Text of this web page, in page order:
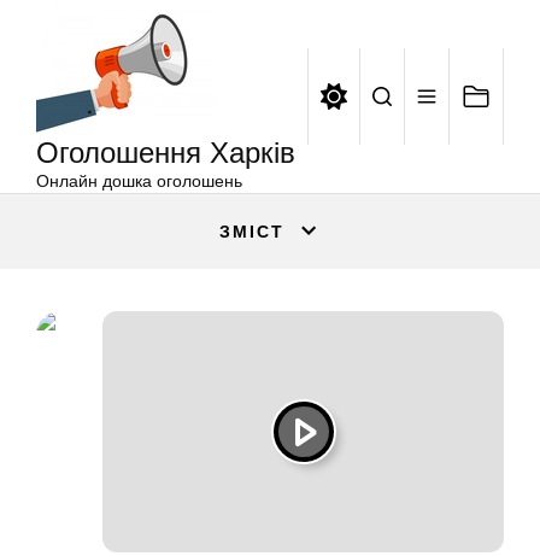
Оголошення Харків
Онлайн дошка оголошень
ЗМІСТ